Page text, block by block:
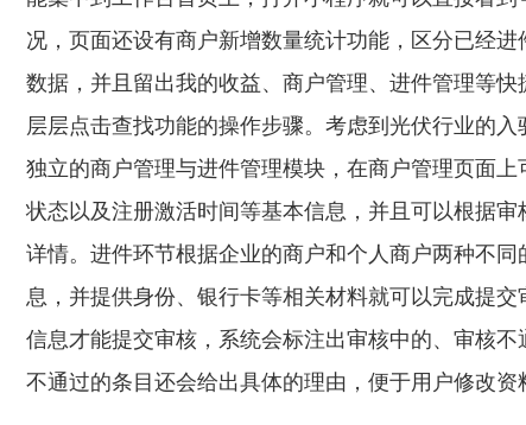
况，页面还设有商户新增数量统计功能，区分已经
数据，并且留出我的收益、商户管理、进件管理等
层层点击查找功能的操作步骤。考虑到光伏行业的
独立的商户管理与进件管理模块，在商户管理页面
状态以及注册激活时间等基本信息，并且可以根据
详情。进件环节根据企业的商户和个人商户两种不
息，并提供身份、银行卡等相关材料就可以完成提
信息才能提交审核，系统会标注出审核中的、审核
不通过的条目还会给出具体的理由，便于用户修改资